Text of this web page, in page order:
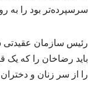
سرسپرده‌تر بود را به
رئیس سازمان عقیدتی
باید رضاخان را که یک
را از سر زنان و